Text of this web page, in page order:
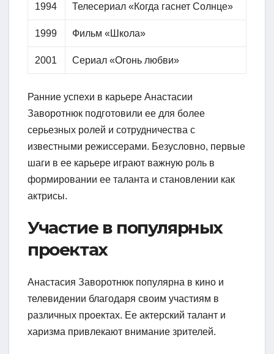
1994 Телесериал «Когда гаснет Солнце»
1999 Фильм «Школа»
2001 Сериал «Огонь любви»
Ранние успехи в карьере Анастасии
Заворотнюк подготовили ее для более
серьезных ролей и сотрудничества с
известными режиссерами. Безусловно, первые
шаги в ее карьере играют важную роль в
формировании ее таланта и становлении как
актрисы.
Участие в популярных
проектах
Анастасия Заворотнюк популярна в кино и
телевидении благодаря своим участиям в
различных проектах. Ее актерский талант и
харизма привлекают внимание зрителей.